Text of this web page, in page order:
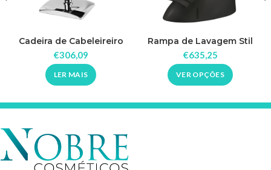
Cadeira de Cabeleireiro
Elegant
€306,09
LER MAIS
Rampa de Lavagem Stil
€635,25
VER OPÇÕES